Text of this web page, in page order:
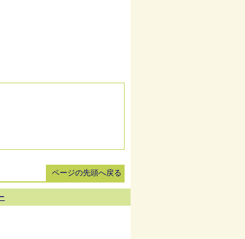
ページの先頭へ戻る